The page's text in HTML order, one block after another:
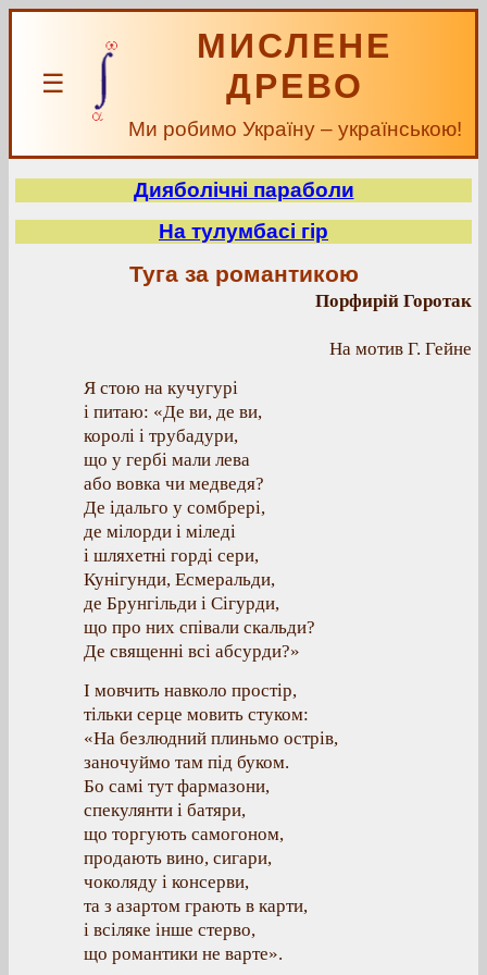
☰
МИСЛЕНЕ
ДРЕВО
Ми робимо Україну – українською!
Дияболічні параболи
На тулумбасі гір
Туга за романтикою
Порфирій Горотак
На мотив Г. Гейне
Я стою на кучугурі
і питаю: «Де ви, де ви,
королі і трубадури,
що у гербі мали лева
або вовка чи медведя?
Де ідальго у сомбрері,
де мілорди і міледі
і шляхетні горді сери,
Кунігунди, Есмеральди,
де Брунгільди і Сігурди,
що про них співали скальди?
Де священні всі абсурди?»
І мовчить навколо простір,
тільки серце мовить стуком:
«На безлюдний плиньмо острів,
заночуймо там під буком.
Бо самі тут фармазони,
спекулянти і батяри,
що торгують самогоном,
продають вино, сигари,
чоколяду і консерви,
та з азартом грають в карти,
і всіляке інше стерво,
що романтики не варте».